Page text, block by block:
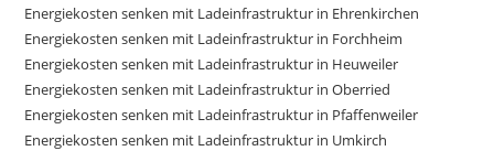
Energiekosten senken mit Ladeinfrastruktur in Ehrenkirchen
Energiekosten senken mit Ladeinfrastruktur in Forchheim
Energiekosten senken mit Ladeinfrastruktur in Heuweiler
Energiekosten senken mit Ladeinfrastruktur in Oberried
Energiekosten senken mit Ladeinfrastruktur in Pfaffenweiler
Energiekosten senken mit Ladeinfrastruktur in Umkirch